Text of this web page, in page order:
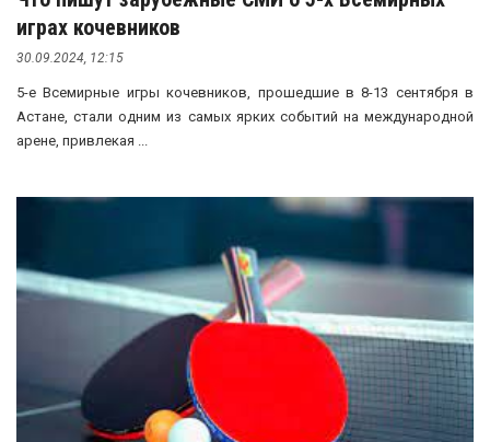
играх кочевников
30.09.2024, 12:15
5-е Всемирные игры кочевников, прошедшие в 8-13 сентября в
Астане, стали одним из самых ярких событий на международной
арене, привлекая ...